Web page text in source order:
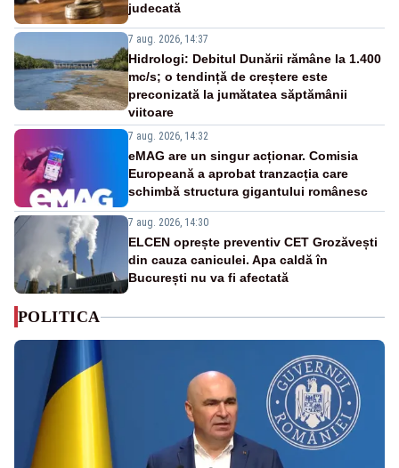
judecată
7 aug. 2026, 14:37
Hidrologi: Debitul Dunării rămâne la 1.400
mc/s; o tendință de creștere este
preconizată la jumătatea săptămânii
viitoare
7 aug. 2026, 14:32
eMAG are un singur acționar. Comisia
Europeană a aprobat tranzacția care
schimbă structura gigantului românesc
7 aug. 2026, 14:30
ELCEN oprește preventiv CET Grozăvești
din cauza caniculei. Apa caldă în
București nu va fi afectată
POLITICA